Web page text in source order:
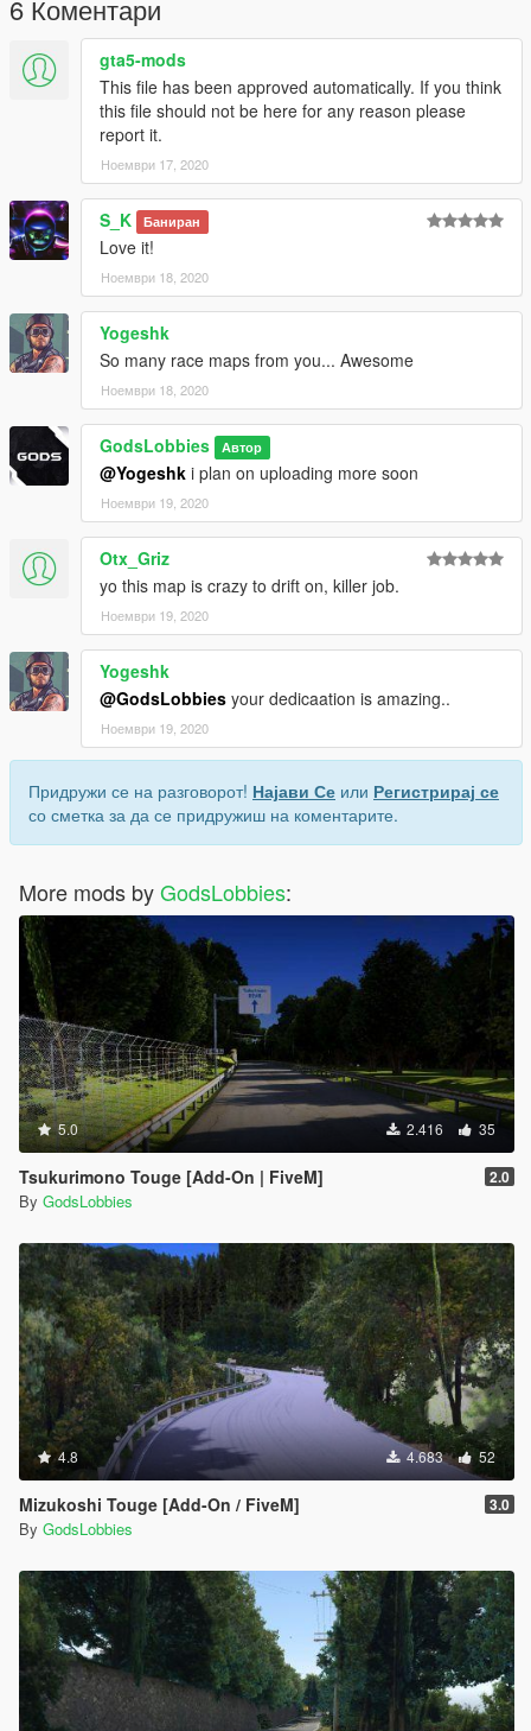
6 Коментари
gta5-mods
This file has been approved automatically. If you think
this file should not be here for any reason please
report it.
Ноември 17, 2020
S_K Баниран
Love it!
Ноември 18, 2020
Yogeshk
So many race maps from you... Awesome
Ноември 18, 2020
GodsLobbies Автор
@Yogeshk i plan on uploading more soon
Ноември 19, 2020
Otx_Griz
yo this map is crazy to drift on, killer job.
Ноември 19, 2020
Yogeshk
@GodsLobbies your dedicaation is amazing..
Ноември 19, 2020
Придружи се на разговорот! Најави Се или Регистрирај се
со сметка за да се придружиш на коментарите.
More mods byGodsLobbies:
5.0 2.416 35
Tsukurimono Touge [Add-On | FiveM] 2.0
By GodsLobbies
4.8 4.683 52
Mizukoshi Touge [Add-On / FiveM] 3.0
By GodsLobbies